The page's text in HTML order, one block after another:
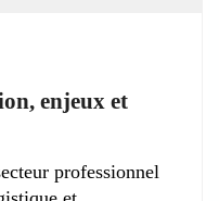
enjeux et
professionnel